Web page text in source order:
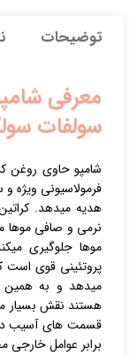
توضیحات
معرفی
سولفات
شامپو حاوی روغن
فرمولاسیونی ویژه
هدیه میدهد.
نرمی و صافی موها
موها جلوگیری
میدهد و به همین
هستند نقش بسیار
قسمت های آسیب
برابر عوامل خارجی